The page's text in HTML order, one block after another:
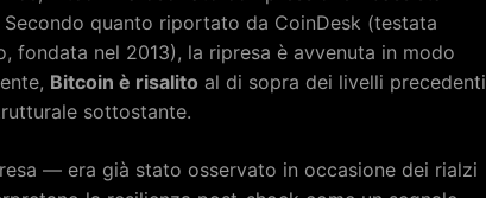
quanto riportato da CoinDesk (testata
fondata nel 2013), la ripresa è avvenuta in modo
Bitcoin è risalito al di sopra dei livelli precedenti
sottostante.
— era già stato osservato in occasione dei rialzi